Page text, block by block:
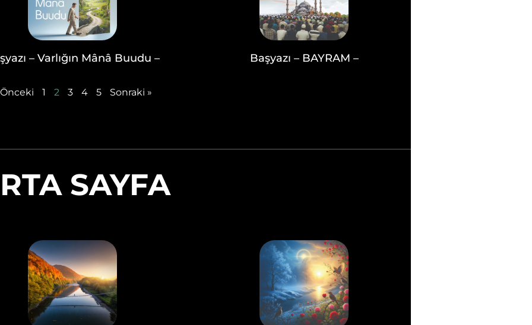
– Varlığın Mânâ Buudu – Başyazı – BAYRAM –
1 2 3 4 5 Sonraki »
SAYFA